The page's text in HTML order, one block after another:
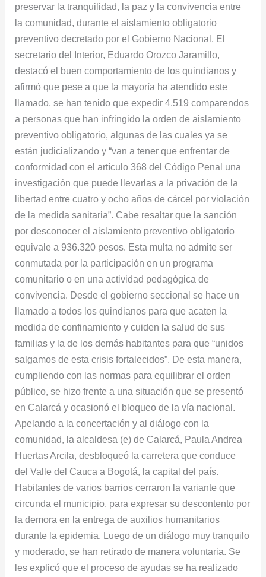
preservar la tranquilidad, la paz y la convivencia entre
la comunidad, durante el aislamiento obligatorio
preventivo decretado por el Gobierno Nacional. El
secretario del Interior, Eduardo Orozco Jaramillo,
destacó el buen comportamiento de los quindianos y
afirmó que pese a que la mayoría ha atendido este
llamado, se han tenido que expedir 4.519 comparendos
a personas que han infringido la orden de aislamiento
preventivo obligatorio, algunas de las cuales ya se
están judicializando y “van a tener que enfrentar de
conformidad con el artículo 368 del Código Penal una
investigación que puede llevarlas a la privación de la
libertad entre cuatro y ocho años de cárcel por violación
de la medida sanitaria”. Cabe resaltar que la sanción
por desconocer el aislamiento preventivo obligatorio
equivale a 936.320 pesos. Esta multa no admite ser
conmutada por la participación en un programa
comunitario o en una actividad pedagógica de
convivencia. Desde el gobierno seccional se hace un
llamado a todos los quindianos para que acaten la
medida de confinamiento y cuiden la salud de sus
familias y la de los demás habitantes para que “unidos
salgamos de esta crisis fortalecidos”. De esta manera,
cumpliendo con las normas para equilibrar el orden
público, se hizo frente a una situación que se presentó
en Calarcá y ocasionó el bloqueo de la vía nacional.
Apelando a la concertación y al diálogo con la
comunidad, la alcaldesa (e) de Calarcá, Paula Andrea
Huertas Arcila, desbloqueó la carretera que conduce
del Valle del Cauca a Bogotá, la capital del país.
Habitantes de varios barrios cerraron la variante que
circunda el municipio, para expresar su descontento por
la demora en la entrega de auxilios humanitarios
durante la epidemia. Luego de un diálogo muy tranquilo
y moderado, se han retirado de manera voluntaria. Se
les explicó que el proceso de ayudas se ha realizado
la
cuarentena